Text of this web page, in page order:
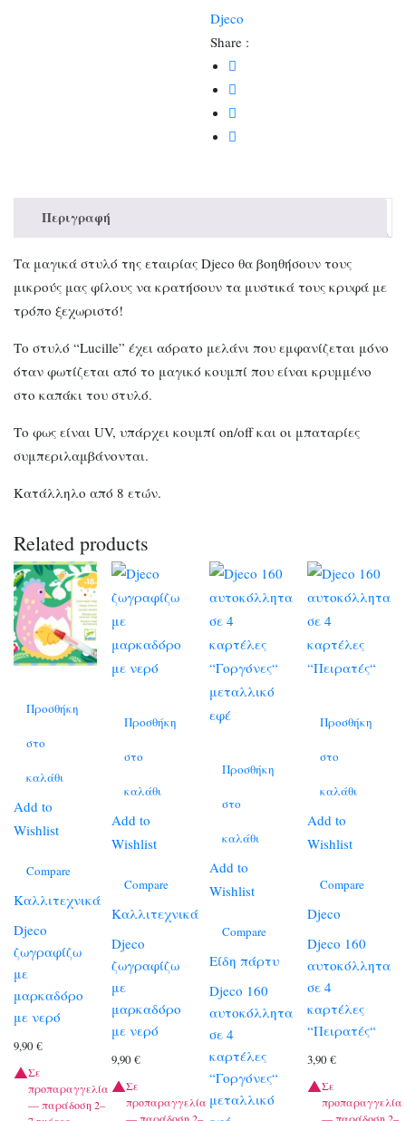
10τμχ.)
ποσότητα
Djeco
Share :
Περιγραφή
Τα μαγικά στυλό της εταιρίας Djeco θα βοηθήσουν τους
μικρούς μας φίλους να κρατήσουν τα μυστικά τους κρυφά με
τρόπο ξεχωριστό!
Το στυλό “Lucille” έχει αόρατο μελάνι που εμφανίζεται μόνο
όταν φωτίζεται από το μαγικό κουμπί που είναι κρυμμένο
στο καπάκι του στυλό.
Το φως είναι UV, υπάρχει κουμπί on/off και οι μπαταρίες
συμπεριλαμβάνονται.
Κατάλληλο από 8 ετών.
Related products
Προσθήκη
στο
καλάθι
Add to
Wishlist
Compare
Καλλιτεχνικά
Djeco
ζωγραφίζω
με
μαρκαδόρο
με νερό
9,90 €
Σε
προπαραγγελία
— παράδοση 2–
Προσθήκη
στο
καλάθι
Add to
Wishlist
Compare
Καλλιτεχνικά
Djeco
ζωγραφίζω
με
μαρκαδόρο
με νερό
9,90€
Σε
προπαραγγελία
— παράδοση 2–
Προσθήκη
στο
καλάθι
Add to
Wishlist
Compare
Είδη πάρτυ
Djeco 160
αυτοκόλλητα
σε 4
καρτέλες
“Γοργόνες“
μεταλλικό
Προσθήκη
στο
καλάθι
Add to
Wishlist
Compare
Djeco
Djeco 160
αυτοκόλλητα
σε 4
καρτέλες
“Πειρατές“
3,90€
Σε
προπαραγγελία
— παράδοση 2–